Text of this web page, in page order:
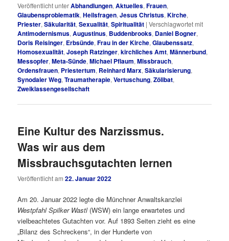
Veröffentlicht unterAbhandlungen,Aktuelles,Frauen,
Glaubensproblematik,Heilsfragen,Jesus Christus,Kirche,
Priester,Säkularität,Sexualität,Spiritualität |Verschlagwortet mit
Antimodernismus,Augustinus, Buddenbrooks, Daniel Bogner,
Doris Reisinger, Erbsünde,Frau in der Kirche,Glaubenssatz,
Homosexualität,Joseph Ratzinger,kirchliches Amt,Männerbund,
Messopfer,Meta-Sünde,Michael Pflaum,Missbrauch,
Ordensfrauen, Priestertum, Reinhard Marx,Säkularisierung,
Synodaler Weg,Traumatherapie,Vertuschung,Zölibat,
Zweiklassengesellschaft
Eine Kultur des Narzissmus.
Was wir aus dem
Missbrauchsgutachten lernen
Veröffentlicht am22. Januar 2022
Am 20. Januar 2022 legte die Münchner Anwaltskanzlei
Westpfahl Spilker Wastl(WSW) ein lange erwartetes und
vielbeachtetes Gutachten vor. Auf 1893 Seiten zieht es eine
„Bilanz des Schreckens“, in der Hunderte von